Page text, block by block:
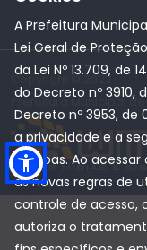
Copyright © 2022
Prefeitura Municipal
A Prefeitura
Lei Geral de
da Lei Nº 13.709, de
do Decreto nº 3910,
Decreto nº 3953, de
a privacidade e a
pessoas. Ao
as novas regras de
controle de acesso,
autoriza o